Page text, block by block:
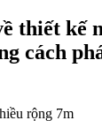
thiết kế
cách